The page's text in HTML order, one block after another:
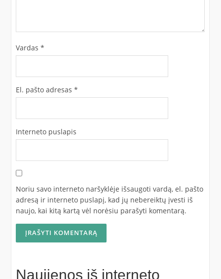
Vardas *
El. pašto adresas *
Interneto puslapis
Noriu savo interneto naršyklėje išsaugoti vardą, el. pašto
adresą ir interneto puslapį, kad jų nebereiktų įvesti iš
naujo, kai kitą kartą vėl norėsiu parašyti komentarą.
Naujienos iš interneto